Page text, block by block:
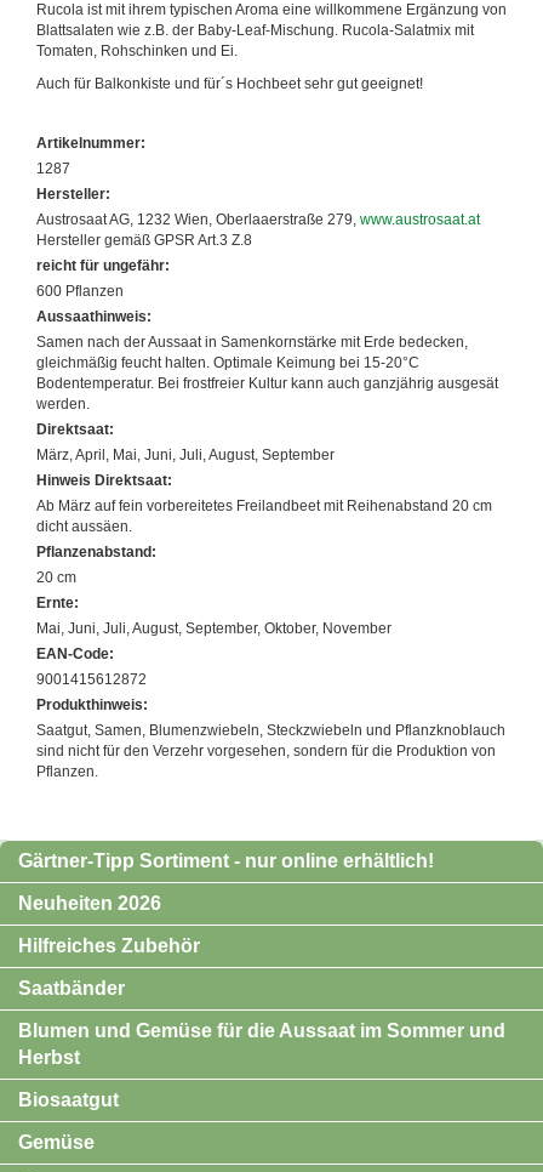
Rucola ist mit ihrem typischen Aroma eine willkommene Ergänzung von
Blattsalaten wie z.B. der Baby-Leaf-Mischung. Rucola-Salatmix mit
Tomaten, Rohschinken und Ei.
Auch für Balkonkiste und für´s Hochbeet sehr gut geeignet!
Artikelnummer:
1287
Hersteller:
Austrosaat AG, 1232 Wien, Oberlaaerstraße 279, www.austrosaat.at
Hersteller gemäß GPSR Art.3 Z.8
reicht für ungefähr:
600 Pflanzen
Aussaathinweis:
Samen nach der Aussaat in Samenkornstärke mit Erde bedecken,
gleichmäßig feucht halten. Optimale Keimung bei 15-20°C
Bodentemperatur. Bei frostfreier Kultur kann auch ganzjährig ausgesät
werden.
Direktsaat:
März, April, Mai, Juni, Juli, August, September
Hinweis Direktsaat:
Ab März auf fein vorbereitetes Freilandbeet mit Reihenabstand 20 cm
dicht aussäen.
Pflanzenabstand:
20 cm
Ernte:
Mai, Juni, Juli, August, September, Oktober, November
EAN-Code:
9001415612872
Produkthinweis:
Saatgut, Samen, Blumenzwiebeln, Steckzwiebeln und Pflanzknoblauch
sind nicht für den Verzehr vorgesehen, sondern für die Produktion von
Pflanzen.
Gärtner-Tipp Sortiment - nur online erhältlich!
Neuheiten 2026
Hilfreiches Zubehör
Saatbänder
Blumen und Gemüse für die Aussaat im Sommer und
Herbst
Biosaatgut
Gemüse